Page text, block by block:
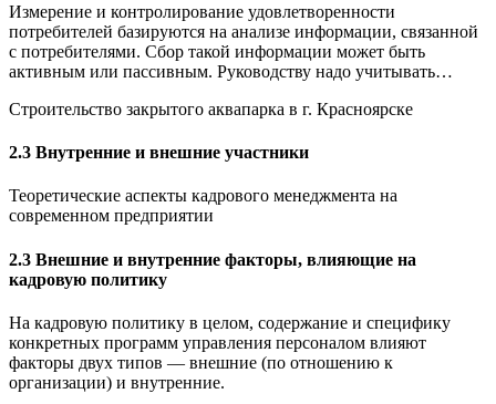
Измерение и контролирование удовлетворенности
потребителей базируются на анализе информации, связанной
с потребителями. Сбор такой информации может быть
активным или пассивным. Руководству надо учитывать…
Строительство закрытого аквапарка в г. Красноярске
2.3 Внутренние и внешние участники
Теоретические аспекты кадрового менеджмента на
современном предприятии
2.3 Внешние и внутренние факторы, влияющие на
кадровую политику
На кадровую политику в целом, содержание и специфику
конкретных программ управления персоналом влияют
факторы двух типов — внешние (по отношению к
организации) и внутренние.